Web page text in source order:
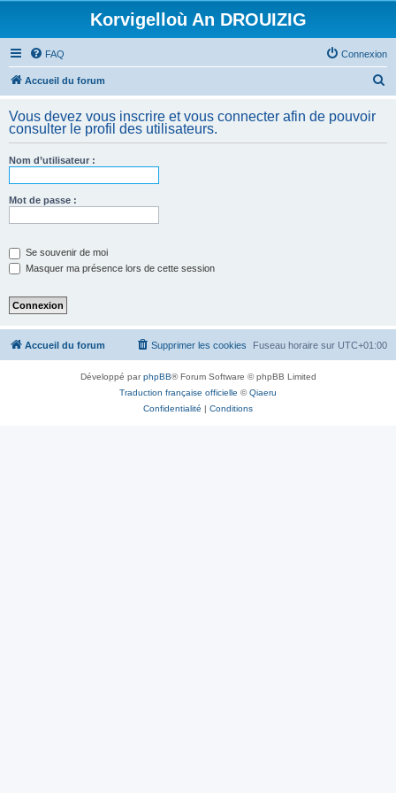
Korvigelloù An DROUIZIG
FAQ Connexion
Accueil du forum
h
Vous devez vous inscrire et vous connecter afin de pouvoir
consulter le profil des utilisateurs.
Nom d’utilisateur :
Mot de passe :
Se souvenir de moi
Masquer ma présence lors de cette session
Accueil du forum Fuseau horaire sur UTC+01:00
Supprimer les cookies
Développé parphpBB® Forum Software © phpBB Limited
Traduction française officielle ©Qiaeru
Confidentialité | Conditions